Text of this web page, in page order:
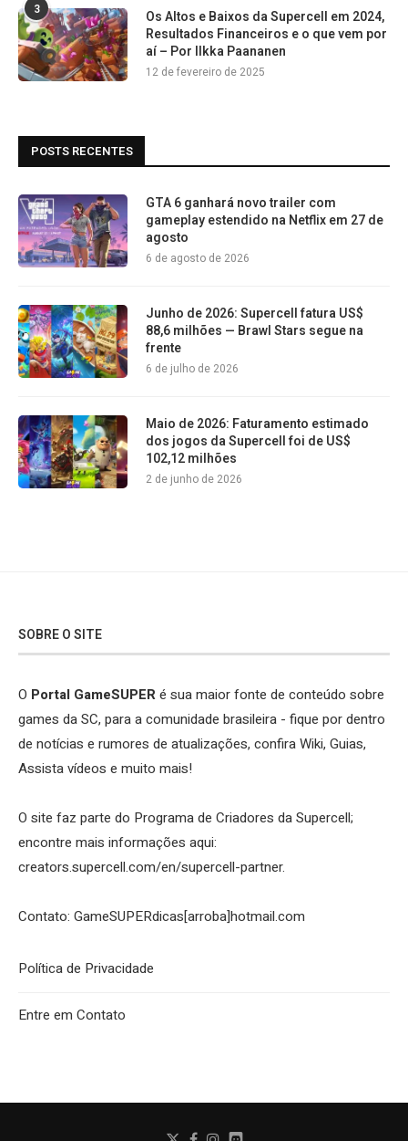
3
Os Altos e Baixos da Supercell em 2024,
Resultados Financeiros e o que vem por
aí – Por Ilkka Paananen
12 de fevereiro de 2025
POSTS RECENTES
GTA 6 ganhará novo trailer com
gameplay estendido na Netflix em 27 de
agosto
6 de agosto de 2026
Junho de 2026: Supercell fatura US$
88,6 milhões — Brawl Stars segue na
frente
6 de julho de 2026
Maio de 2026: Faturamento estimado
dos jogos da Supercell foi de US$
102,12 milhões
2 de junho de 2026
SOBRE O SITE
O Portal GameSUPERé sua maior fonte de conteúdo sobre
games da SC, para a comunidade brasileira - fique por dentro
de notícias e rumores de atualizações, confira Wiki, Guias,
Assista vídeos e muito mais!
O site faz parte do Programa de Criadores da Supercell;
encontre mais informações aqui:
creators.supercell.com/en/supercell-partner.
Contato: GameSUPERdicas[arroba]hotmail.com
Política de Privacidade
Entre em Contato